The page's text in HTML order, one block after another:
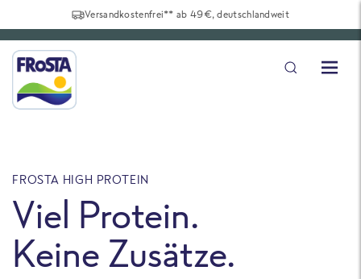
Versandkostenfrei** ab 49€, deutschlandweit
FROSTA HIGH PROTEIN
Viel Protein.
Keine Zusätze.